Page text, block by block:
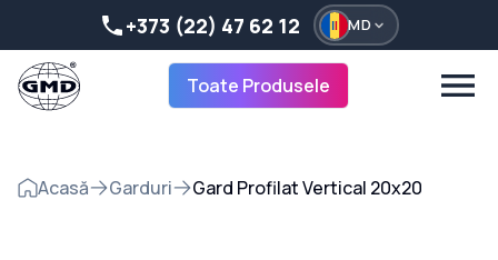
+373 (22) 47 62 12 MD
Toate Produsele
Acasă Garduri Gard Profilat Vertical 20x20